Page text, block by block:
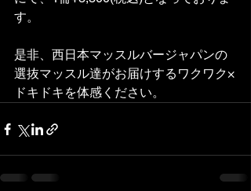
す。
是非、西日本マッスルバージャパンの
選抜マッスル達がお届けするワクワク×
ドキドキを体感ください。